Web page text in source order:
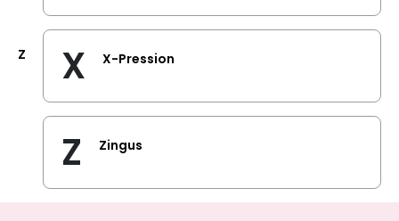
Z X X-Pression
Z Zingus